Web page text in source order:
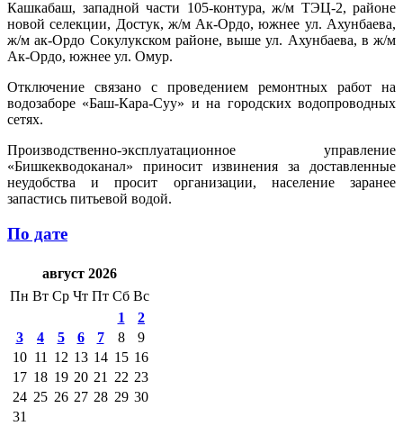
Кашкабаш, западной части 105-контура, ж/м ТЭЦ-2, районе
новой селекции, Достук, ж/м Ак-Ордо, южнее ул. Ахунбаева,
ж/м ак-Ордо Сокулукском районе, выше ул. Ахунбаева, в ж/м
Ак-Ордо, южнее ул. Омур.
Отключение связано с проведением ремонтных работ на
водозаборе «Баш-Кара-Суу» и на городских водопроводных
сетях.
Производственно-эксплуатационное управление
«Бишкекводоканал» приносит извинения за доставленные
неудобства и просит организации, население заранее
запастись питьевой водой.
По дате
август 2026
Пн Вт Ср Чт Пт Сб Вс
1
2
3
4 5 6 7 8
9
10 11 12 13 14 15 16
17 18 19 20 21 22 23
24 25 26 27 28 29 30
31